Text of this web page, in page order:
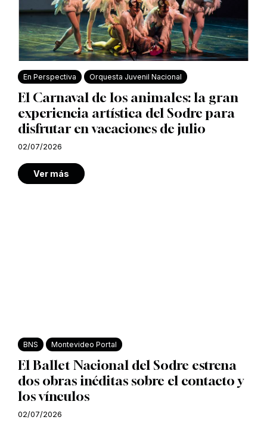
En Perspectiva Orquesta Juvenil Nacional
El Carnaval de los animales: la gran
experiencia artística del Sodre para
disfrutar en vacaciones de julio
02/07/2026
Ver más
BNS Montevideo Portal
El Ballet Nacional del Sodre estrena
dos obras inéditas sobre el contacto y
los vínculos
02/07/2026